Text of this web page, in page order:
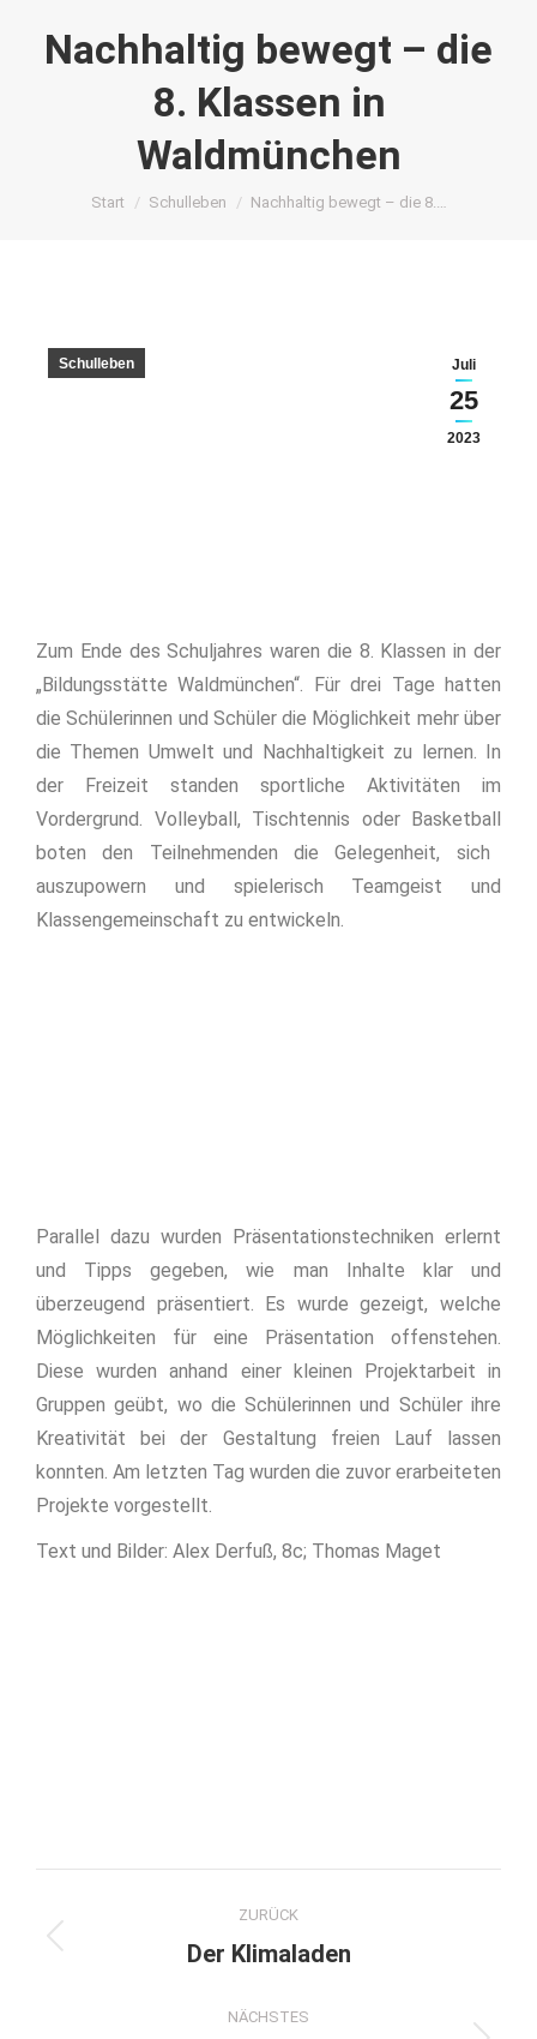
Nachhaltig bewegt – die
8. Klassen in
Waldmünchen
Sie befinden sich hier:
Start Schulleben Nachhaltig bewegt – die 8.…
Juli
25
2023
Schulleben
Zum Ende des Schuljahres waren die 8. Klassenin der
„Bildungsstätte Waldmünchen“. Für drei Tage hatten
die Schülerinnen und Schülerdie Möglichkeit mehr über
die Themen Umwelt und Nachhaltigkeit zu lernen. In
der Freizeit standen sportliche Aktivitäten im
Vordergrund. Volleyball, Tischtennis oder Basketball
boten den Teilnehmenden die Gelegenheit, sich
auszupowern und spielerisch Teamgeist und
Klassengemeinschaft zu entwickeln.
Parallel dazu wurden Präsentationstechniken erlernt
und Tipps gegeben, wie man Inhalte klar und
überzeugend präsentiert. Es wurde gezeigt, welche
Möglichkeiten für eine Präsentation offenstehen.
Diese wurden anhand einer kleinen Projektarbeit in
Gruppen geübt, wo die Schülerinnen und Schüler ihre
Kreativität bei der Gestaltung freien Lauf lassen
konnten. Am letzten Tag wurden die zuvor erarbeiteten
Projekte vorgestellt.
Text und Bilder: Alex Derfuß, 8c; Thomas Maget
ZURÜCK
Vorheriger
Der Klimaladen
NÄCHSTES